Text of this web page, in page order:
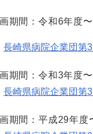
期間：令和6年度
長崎県病院企業団第
期間：令和3年度
長崎県病院企業団第
期間：平成29年度